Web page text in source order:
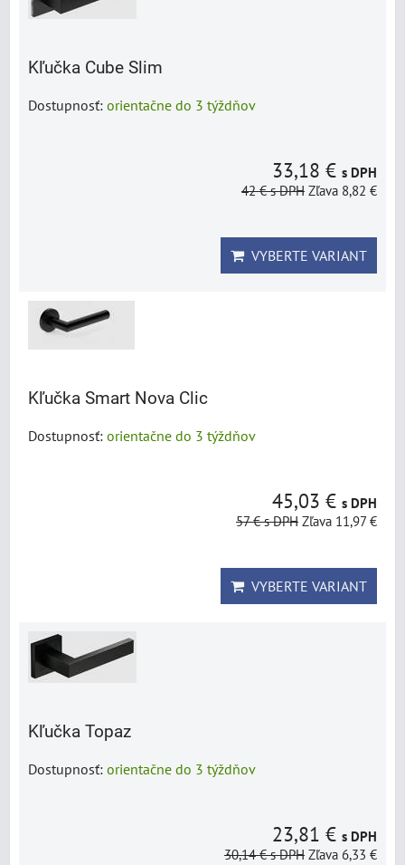
Kľučka Cube Slim
Dostupnosť: orientačne do 3 týždňov
33,18 € s DPH
42 €s DPH Zľava 8,82 €
VYBERTE VARIANT
Kľučka Smart Nova Clic
Dostupnosť: orientačne do 3 týždňov
45,03 € s DPH
57 €s DPH Zľava 11,97 €
VYBERTE VARIANT
Kľučka Topaz
Dostupnosť: orientačne do 3 týždňov
23,81 € s DPH
30,14 €s DPH Zľava 6,33 €